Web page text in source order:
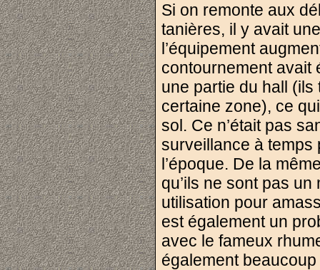
Si on remonte aux
tanières, il y avait
l’équipement
contournement avait
une partie du hall
certaine zone), ce
sol. Ce n’était pas
surveillance à temps
l’époque. De la
qu’ils ne sont pas
utilisation pour
est également un
avec le fameux
également